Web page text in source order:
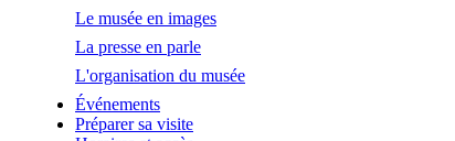
Le musée en images
La presse en parle
L'organisation du musée
Événements
Préparer sa visite